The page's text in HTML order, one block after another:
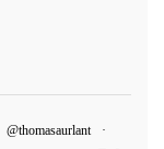
@thomasaurlant
·